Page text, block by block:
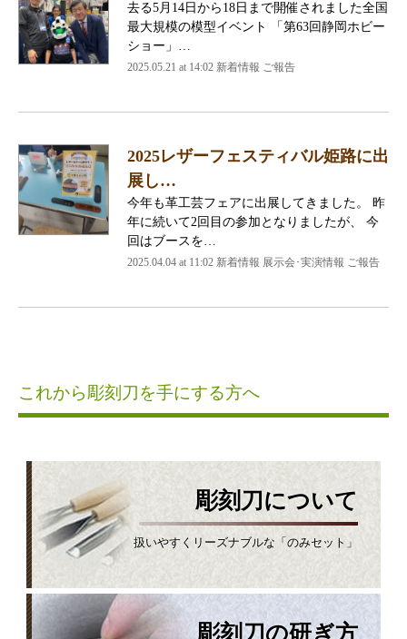
去る5月14日から18日まで開催されました全国
最大規模の模型イベント 「第63回静岡ホビー
ショー」…
2025.05.21 at 14:02 新着情報 ご報告
2025レザーフェスティバル姫路に出
展し…
今年も革工芸フェアに出展してきました。 昨
年に続いて2回目の参加となりましたが、 今
回はブースを…
2025.04.04 at 11:02 新着情報 展示会･実演情報 ご報告
これから彫刻刀を手にする方へ
彫刻刀について
扱いやすくリーズナブルな「のみセット」
彫刻刀の研ぎ方